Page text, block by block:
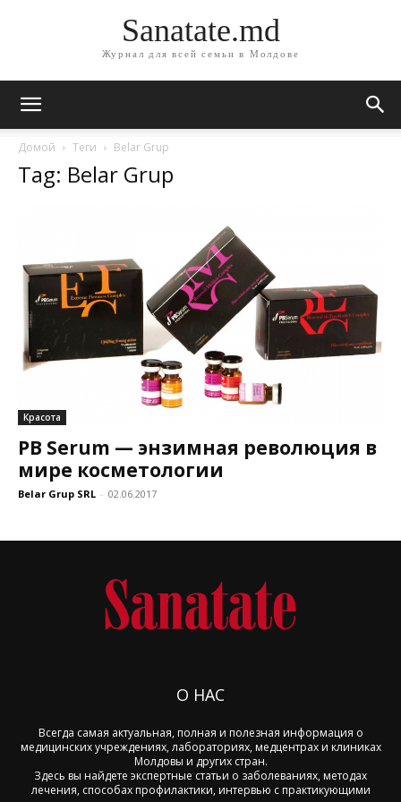
Sanatate.md
Журнал для всей семьи в Молдове
Домой Теги Belar Grup
Tag: Belar Grup
Красота
PB Serum — энзимная революция в
мире косметологии
Belar Grup SRL - 02.06.2017
О НАС
Всегда самая актуальная, полная и полезная информация о
медицинских учреждениях, лабораториях, медцентрах и клиниках
Молдовы и других стран.
Здесь вы найдете экспертные статьи о заболеваниях, методах
лечения, способах профилактики, интервью с практикующими